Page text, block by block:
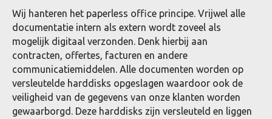
Wij hanteren het paperless office principe. Vrijwel alle
documentatie intern als extern wordt zoveel als
mogelijk digitaal verzonden. Denk hierbij aan
contracten, offertes, facturen en andere
communicatiemiddelen. Alle documenten worden op
versleutelde harddisks opgeslagen waardoor ook de
veiligheid van de gegevens van onze klanten worden
gewaarborgd. Deze harddisks zijn versleuteld en liggen